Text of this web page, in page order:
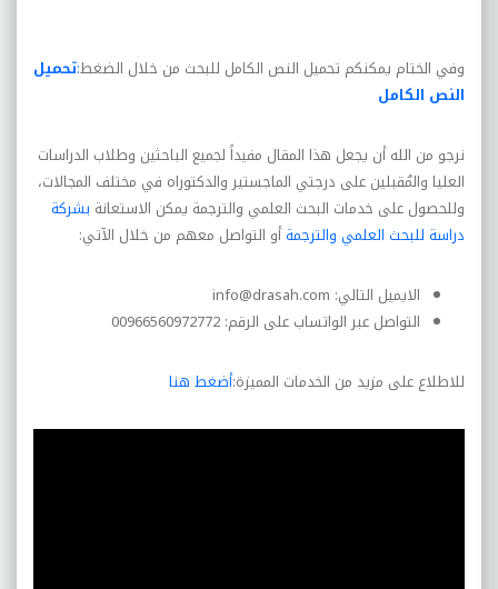
وفي الختام يمكنكم تحميل النص الكامل للبحث من خلال الضغط:تحميل
النص الكامل
نرجو من الله أن يجعل هذا المقال مفيداً لجميع الباحثين وطلاب الدراسات
العليا والمُقبلين على درجتي الماجستير والدكتوراه في مختلف المجالات،
وللحصول على خدمات البحث العلمي والترجمة يمكن الاستعانة بشركة
دراسة للبحث العلمي والترجمةأو التواصل معهم من خلال الآتي:
الايميل التالي: info@drasah.com
التواصل عبر الواتساب على الرقم: 00966560972772
للاطلاع على مزيد من الخدمات المميزة:أضغط هنا